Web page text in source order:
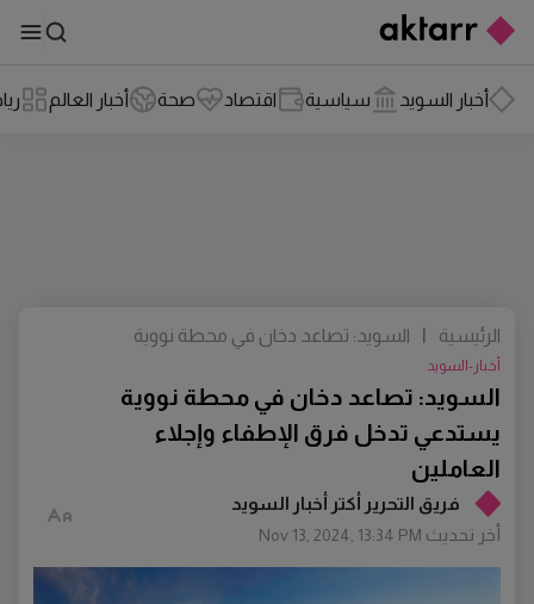
أخبار السويد سياسية اقتصاد صحة أخبار العالم
فريق التحرير أكتر أخبار السويد
أخر تحديث Nov 13, 2024, 13:34 PM
السويد: تصاعد دخان في محطة نووية
يستدعي تدخل فرق الإطفاء وإجلاء
العاملين
أخبار-السويد
الرئيسية
السويد: تصاعد دخان في محطة نووية
العاملين